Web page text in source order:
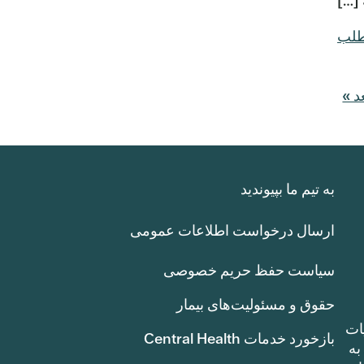
»
به
به تیم ما بپیوندید
ارسال درخواست اطلاعات عمومی
سیاست حفظ حریم خصوصی
حقوق و مسئولیت‌های بیمار
بازخورد خدمات Central Health